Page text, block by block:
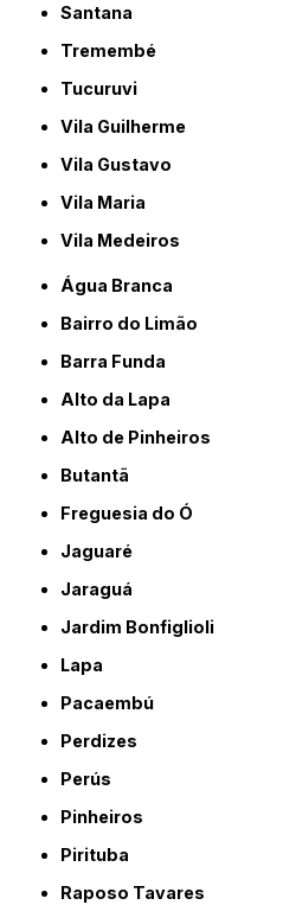
Santana
Tremembé
Tucuruvi
Vila Guilherme
Vila Gustavo
Vila Maria
Vila Medeiros
Água Branca
Bairro do Limão
Barra Funda
Alto da Lapa
Alto de Pinheiros
Butantã
Freguesia do Ó
Jaguaré
Jaraguá
Jardim Bonfiglioli
Lapa
Pacaembú
Perdizes
Perús
Pinheiros
Pirituba
Raposo Tavares